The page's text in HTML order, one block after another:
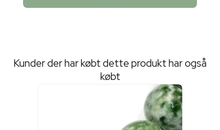
Kunder der har købt dette produkt har også
købt